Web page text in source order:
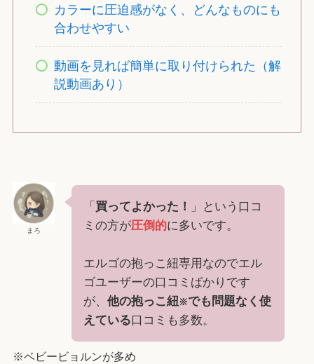
カラーに圧迫感がなく、どんなものにも
合わせやすい
動画を見れば簡単に取り付けられた（解
説動画あり）
まろ
「 買ってよかった！
」という口コ
ミの方が圧倒的に多いです。
エルゴの抱っこ紐専用なのでエル
ゴユーザーの口コミばかりです
が、 他の抱っこ紐※でも問題なく使
えている 口コミも多数。
※ベビービョルンが多め